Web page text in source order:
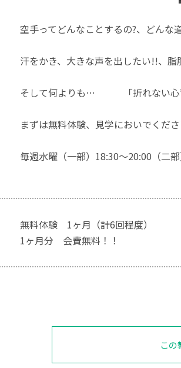
空手ってどんなことするの?、どんな
汗をかき、大きな声を出したい!!、脂
そして何よりも… 「折れない心
まずは無料体験、見学においでく
毎週水曜（一部）18:30～20:00（二
無料体験 1ヶ月（計6回程度）
1ヶ月分 会費無料！！
この